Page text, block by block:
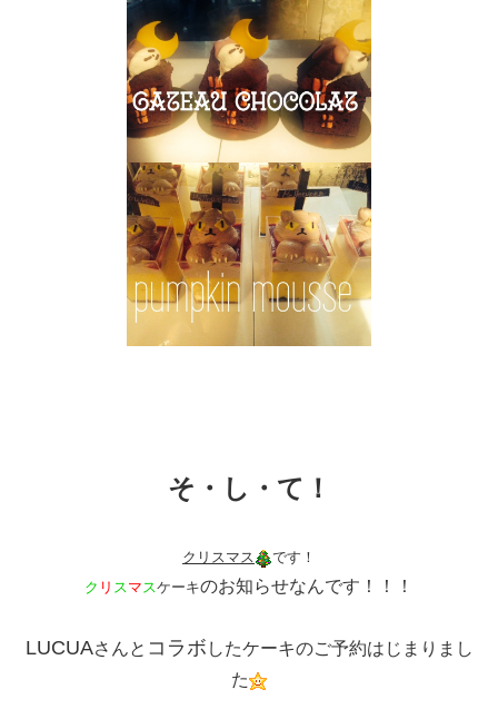
そ・し・て！
クリスマス
です！
ク リ スマスケーキのお知らせなんです！！！
LUCUAさんと コラボ したケーキのご予約はじまりまし
た